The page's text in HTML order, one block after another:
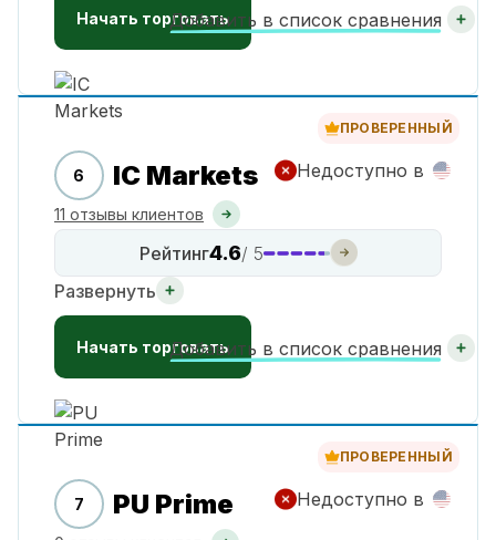
Начать торговатьДобавить в список сравнения
ПРОВЕРЕННЫЙ
Недоступно в
6 IC Markets
11 отзывы клиентов
Рейтинг4.6/ 5
Развернуть
Начать торговатьДобавить в список сравнения
ПРОВЕРЕННЫЙ
Недоступно в
7 PU Prime